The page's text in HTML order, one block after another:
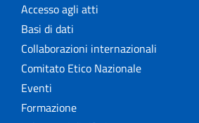
Accesso agli atti
Basi di dati
Collaborazioni internazionali
Comitato Etico Nazionale
Eventi
Formazione